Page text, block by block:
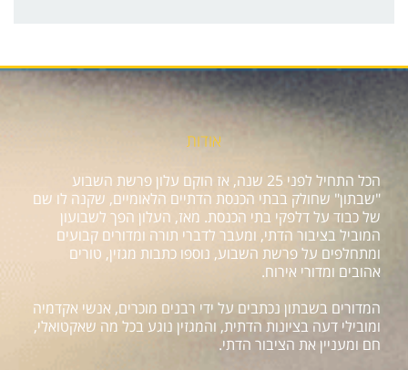
אודות
הכל התחיל לפני 25 שנה, אז הוקם עלון פרשת השבוע
"שבתון" שחולק בבתי הכנסת הדתיים הלאומיים, שקנה לו שם
של כבוד על דלפקי בתי הכנסת. מאז, העלון הפך לשבועון
המוביל בציבור הדתי, ומעבר לדברי תורה ומדורים קבועים
ומתחלפים על פרשת השבוע, נוספו כתבות מגזין, טורים
אהובים ומדורי אירוח.
המדורים בשבתון נכתבים על ידי רבנים מוכרים, אנשי אקדמיה
ומובילי דעה בציונות הדתית, והמגזין נוגע בכל מה שאקטואלי,
חם ומעניין את הציבור הדתי.